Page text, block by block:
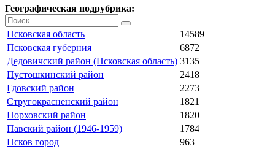
Географическая подрубрика:
Псковская область
14589
Псковская губерния
6872
Дедовичский район (Псковская область) 3135
Пустошкинский район
2418
Гдовский район
2273
Стругокрасненский район
1821
Порховский район
1820
Павский район (1946-1959)
1784
Псков город
963